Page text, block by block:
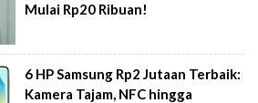
Mulai Rp20 Ribuan!
6 HP Samsung Rp2 Jutaan Terbaik:
Kamera Tajam, NFC hingga